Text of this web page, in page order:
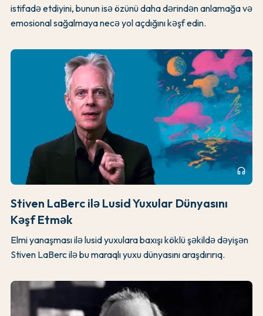
istifadə etdiyini, bunun isə özünü daha dərindən anlamağa və
emosional sağalmaya necə yol açdığını kəşf edin.
headphones
Stiven LaBerc ilə Lusid Yuxular Dünyasını
Kəşf Etmək
Elmi yanaşması ilə lusid yuxulara baxışı köklü şəkildə dəyişən
Stiven LaBerc ilə bu maraqlı yuxu dünyasını araşdırırıq.